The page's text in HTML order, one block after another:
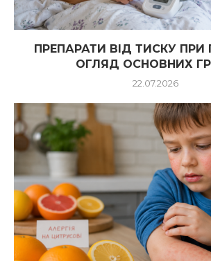
ПРЕПАРАТИ ВІД ТИСКУ ПРИ
ОГЛЯД ОСНОВНИХ
22.07.2026